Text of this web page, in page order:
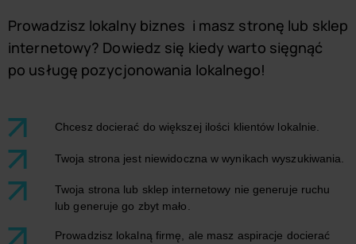
Prowadzisz lokalny biznes i masz stronę lub sklep
internetowy? Dowiedz się kiedy warto sięgnąć
po usługę pozycjonowania lokalnego!
Chcesz docierać do większej ilości klientów lokalnie.
Twoja strona jest niewidoczna w wynikach wyszukiwania.
Twoja strona lub sklep internetowy nie generuje ruchu
lub generuje go zbyt mało.
Prowadzisz lokalną firmę, ale masz aspiracje docierać